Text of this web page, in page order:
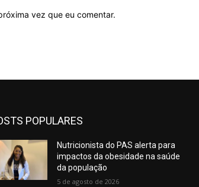
vez que eu comentar.
POPULARES
Nutricionista do PAS alerta para
impactos da obesidade na saúde
da população
5 de agosto de 2026